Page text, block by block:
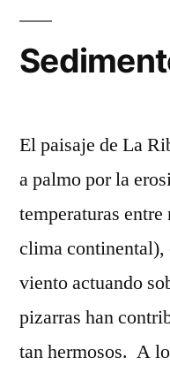
El paisaje de La
a palmo por la
temperaturas
clima continental),
viento actuando
pizarras han
tan hermosos. A